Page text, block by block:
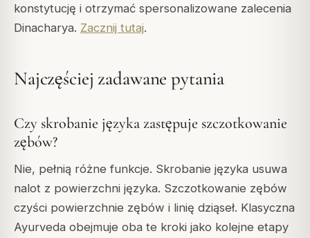
konstytucję i otrzymać spersonalizowane zalecenia
Dinacharya. Zacznij tutaj.
Najczęściej zadawane pytania
Czy skrobanie języka zastępuje szczotkowanie
zębów?
Nie, pełnią różne funkcje. Skrobanie języka usuwa
nalot z powierzchni języka. Szczotkowanie zębów
czyści powierzchnie zębów i linię dziąseł. Klasyczna
Ayurveda obejmuje oba te kroki jako kolejne etapy